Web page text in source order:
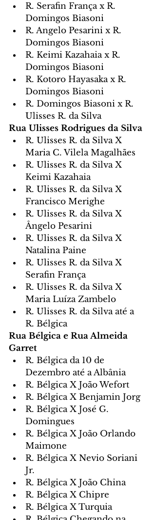
R. Serafin França x R.
Domingos Biasoni
R. Angelo Pesarini x R.
Domingos Biasoni
R. Keimi Kazahaia x R.
Domingos Biasoni
R. Kotoro Hayasaka x R.
Domingos Biasoni
R. Domingos Biasoni x R.
Ulisses R. da Silva
Rua Ulisses Rodrigues da Silva
R. Ulisses R. da Silva X
Maria C. Vilela Magalhães
R. Ulisses R. da Silva X
Keimi Kazahaia
R. Ulisses R. da Silva X
Francisco Merighe
R. Ulisses R. da Silva X
Ângelo Pesarini
R. Ulisses R. da Silva X
Natalina Paine
R. Ulisses R. da Silva X
Serafin França
R. Ulisses R. da Silva X
Maria Luíza Zambelo
R. Ulisses R. da Silva até a
R. Bélgica
Rua Bélgica e Rua Almeida
Garret
R. Bélgica da 10 de
Dezembro até a Albânia
R. Bélgica X João Wefort
R. Bélgica X Benjamin Jorg
R. Bélgica X José G.
Domingues
R. Bélgica X João Orlando
Maimone
R. Bélgica X Nevio Soriani
Jr.
R. Bélgica X João China
R. Bélgica X Chipre
R. Bélgica X Turquia